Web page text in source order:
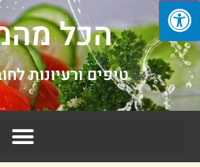
הכל
טיפים ורעיונות